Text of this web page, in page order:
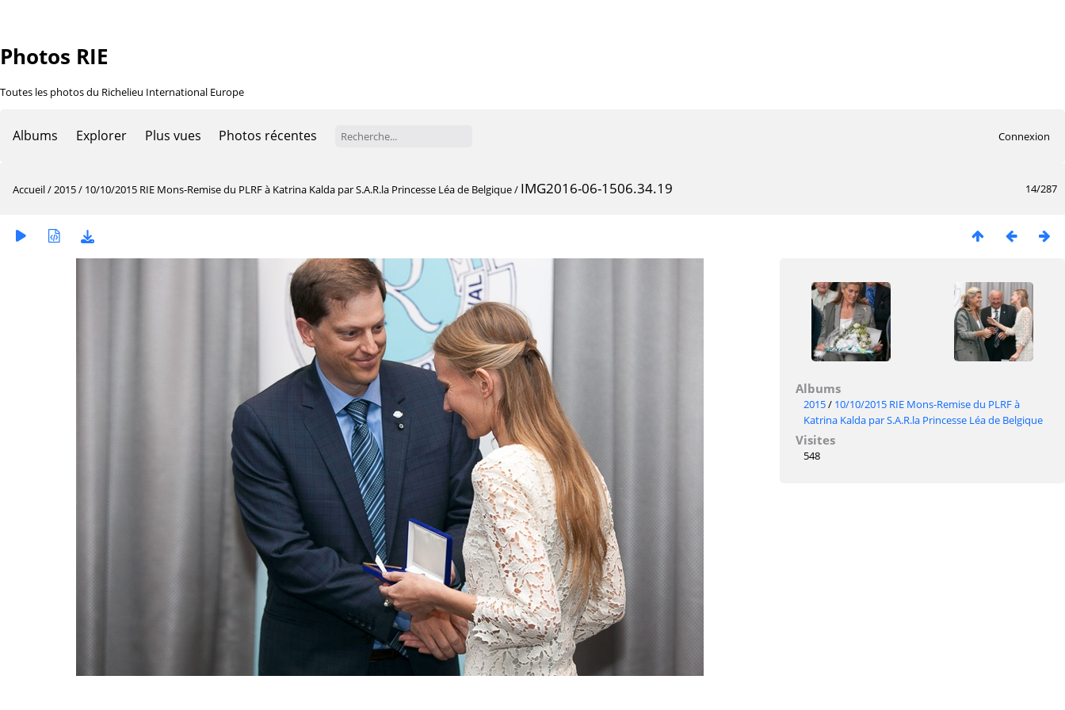
Photos RIE
Toutes les photos du Richelieu International Europe
Albums Explorer Plus vues Photos récentes Connexion
14/287
Accueil/2015/ 10/10/2015 RIE Mons-Remise du PLRF à Katrina Kalda par S.A.R.la Princesse Léa de Belgique/ IMG2016-06-1506.34.19
Albums
2015/ 10/10/2015 RIE Mons-Remise du PLRF à
Katrina Kalda par S.A.R.la Princesse Léa de Belgique
Visites
548